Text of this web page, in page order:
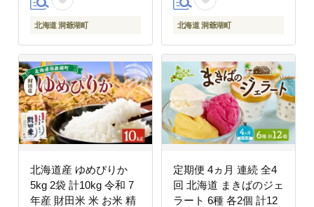
爺湖町
北海道 洞爺湖町 北海道 洞爺湖町
北海道産 ゆめぴりか
5kg 2袋 計10kg 令和 7
年産 財田米 米 お米 精
定期便 4ヵ月 連続 全4
回 北海道 まきばのジェ
ラート 6種 各2個 計12